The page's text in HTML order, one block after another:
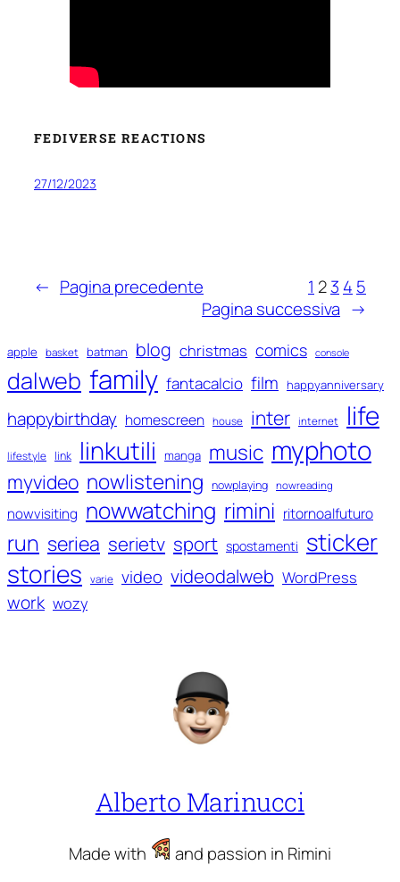
FEDIVERSE REACTIONS
27/12/2023
← Pagina precedente 1 23 4 5
Pagina successiva →
apple basket batman blog christmas comics console
dalweb family fantacalcio film happyanniversary
happybirthday homescreen house inter internet life
lifestyle link linkutili manga music myphoto
myvideo nowlistening nowplaying nowreading
nowvisiting nowwatching rimini ritornoalfuturo
run seriea serietv sport spostamenti sticker
stories
varie video videodalweb WordPress
work wozy
Alberto Marinucci
Made with and passion in Rimini